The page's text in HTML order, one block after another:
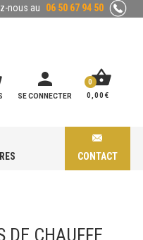
nous au 06 50 67 94 50
person
SE CONNECTER
shopping_basket
0,00€
0
CONTACT
DE CHAUFFE